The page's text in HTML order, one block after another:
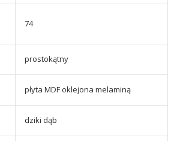
74
prostokątny
płyta MDF oklejona melaminą
dziki dąb